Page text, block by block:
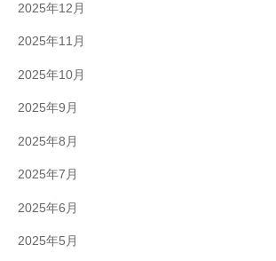
2025年12月
2025年11月
2025年10月
2025年9月
2025年8月
2025年7月
2025年6月
2025年5月